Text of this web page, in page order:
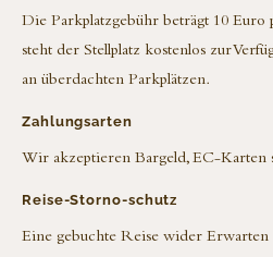
Die Parkplatzgebühr beträgt 10 Euro
steht der Stellplatz kostenlos zur
an überdachten Parkplätzen.
Zahlungsarten
Wir akzeptieren Bargeld, EC-Karten
Reise-Storno-schutz
Eine gebuchte Reise wider